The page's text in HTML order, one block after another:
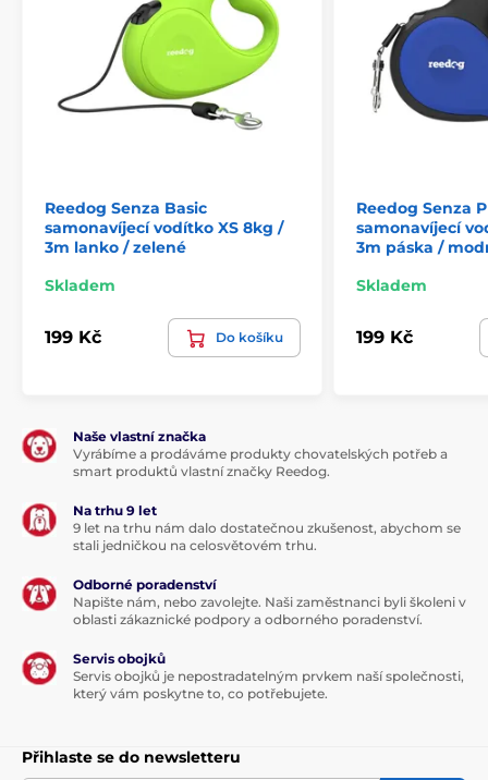
Reedog Senza Basic
samonavíjecí vodítko XS 8kg /
3m lanko / zelené
Skladem
199 Kč Do košíku
Reedog Senza
samonavíjecí
3m páska /
Skladem
199 Kč
Naše vlastní značka
Vyrábíme a prodáváme produkty chovatelských potřeb a
smart produktů vlastní značky Reedog.
Na trhu 9 let
9 let na trhu nám dalo dostatečnou zkušenost, abychom se
stali jedničkou na celosvětovém trhu.
Odborné poradenství
Napište nám, nebo zavolejte. Naši zaměstnanci byli školeni v
oblasti zákaznické podpory a odborného poradenství.
Servis obojků
Servis obojků je nepostradatelným prvkem naší společnosti,
který vám poskytne to, co potřebujete.
Přihlaste se do newsletteru